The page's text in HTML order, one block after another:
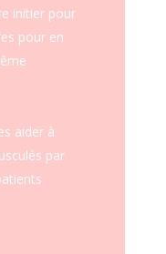
initier pour
pour en
aider à
par